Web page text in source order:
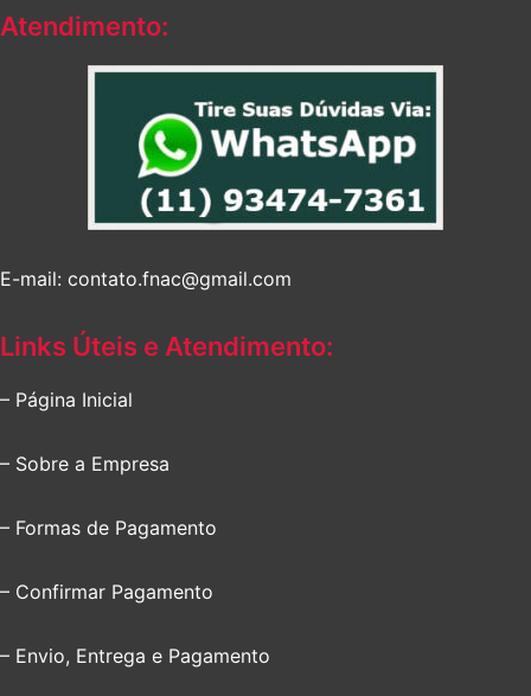
Atendimento:
E-mail: contato.fnac@gmail.com
Links Úteis e Atendimento:
– Página Inicial
– Sobre a Empresa
– Formas de Pagamento
– Confirmar Pagamento
– Envio, Entrega e Pagamento